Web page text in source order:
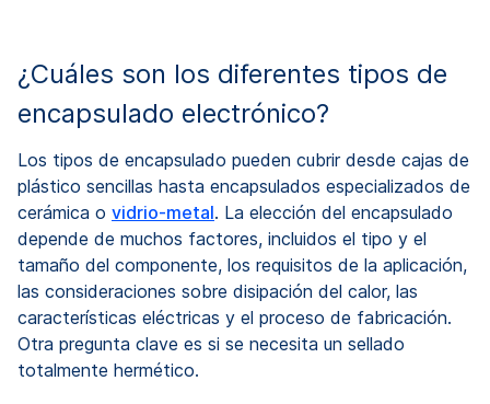
¿Cuáles son los diferentes tipos de
encapsulado electrónico?
Los tipos de encapsulado pueden cubrir desde cajas de
plástico sencillas hasta encapsulados especializados de
cerámica o vidrio-metal. La elección del encapsulado
depende de muchos factores, incluidos el tipo y el
tamaño del componente, los requisitos de la aplicación,
las consideraciones sobre disipación del calor, las
características eléctricas y el proceso de fabricación.
Otra pregunta clave es si se necesita un sellado
totalmente hermético.